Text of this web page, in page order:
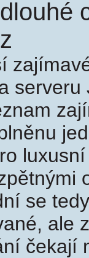
serveru
se
ale
čekají